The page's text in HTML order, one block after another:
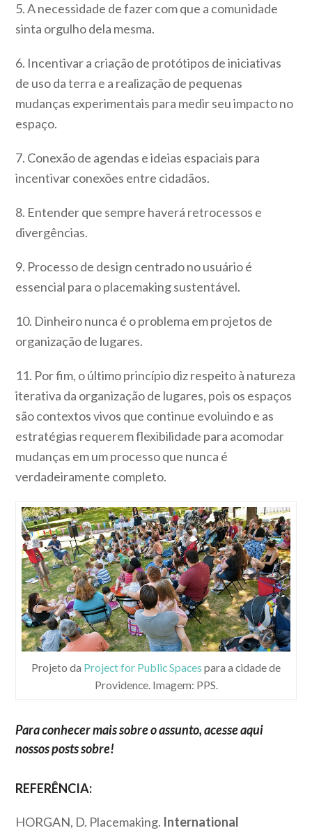
5. A necessidade de fazer com que a comunidade
sinta orgulho dela mesma.
6. Incentivar a criação de protótipos de iniciativas
de uso da terra e a realização de pequenas
mudanças experimentais para medir seu impacto no
espaço.
7. Conexão de agendas e ideias espaciais para
incentivar conexões entre cidadãos.
8. Entender que sempre haverá retrocessos e
divergências.
9. Processo de design centrado no usuário é
essencial para o placemaking sustentável.
10. Dinheiro nunca é o problema em projetos de
organização de lugares.
11. Por fim, o último princípio diz respeito à natureza
iterativa da organização de lugares, pois os espaços
são contextos vivos que continue evoluindo e as
estratégias requerem flexibilidade para acomodar
mudanças em um processo que nunca é
verdadeiramente completo.
Projeto da Project for Public Spaces para a cidade de
Providence. Imagem: PPS.
Para conhecer mais sobre o assunto, acesseaqui
nossos posts sobre!
REFERÊNCIA:
HORGAN, D. Placemaking. International